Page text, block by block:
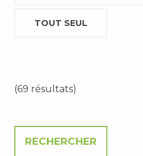
TOUT SEUL
(69 résultats)